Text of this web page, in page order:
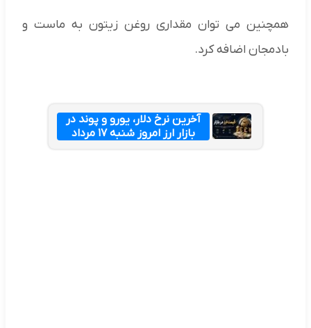
همچنین می توان مقداری روغن زیتون به ماست و
بادمجان اضافه کرد.
آخرین نرخ دلار، یورو و پوند در
بازار ارز امروز شنبه ۱۷ مرداد